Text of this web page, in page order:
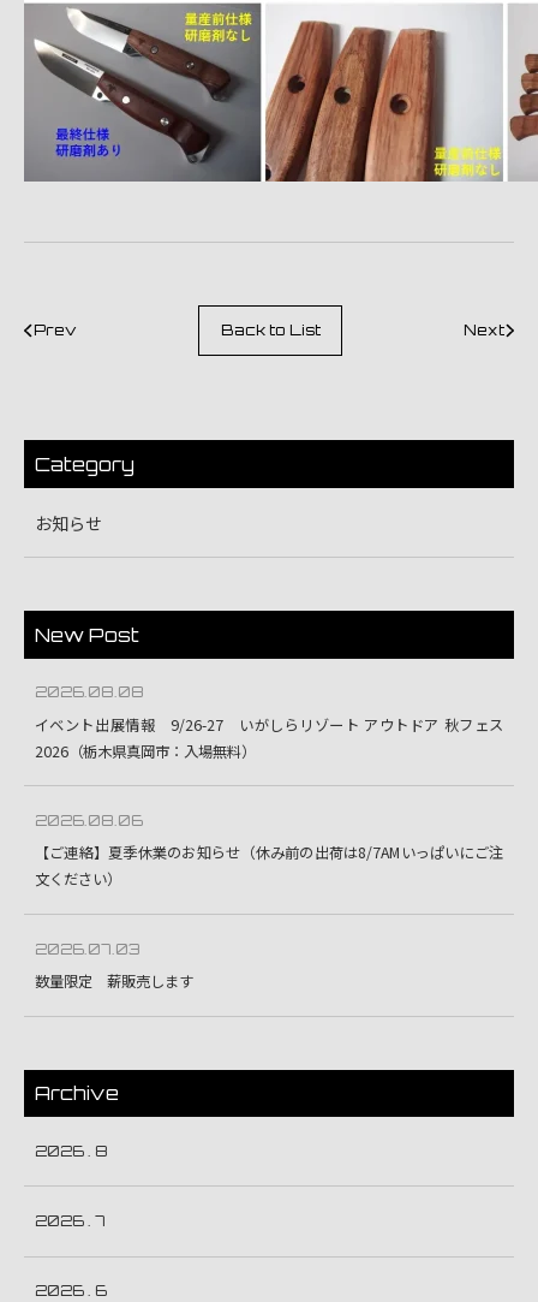
Prev Back to List Next
Category
お知らせ
New Post
2026.08.08
イベント出展情報 9/26-27 いがしらリゾート アウトドア 秋フェス
2026（栃木県真岡市：入場無料）
2026.08.06
【ご連絡】夏季休業のお知らせ（休み前の出荷は8/7AMいっぱいにご注
文ください）
2026.07.03
数量限定 薪販売します
Archive
2026 . 8
2026 . 7
2026 . 6